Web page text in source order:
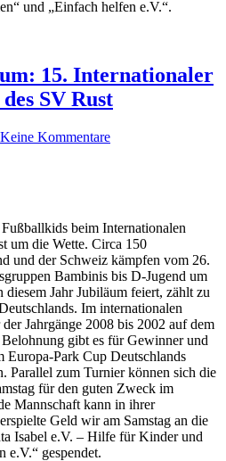
und „Einfach helfen e.V.“.
15. Internationaler
SV Rust
Keine Kommentare
beim Internationalen
um die Wette. Circa 150
und der Schweiz kämpfen vom 26.
Bambinis bis D-Jugend um
Jahr Jubiläum feiert, zählt zu
Im internationalen
Jahrgänge 2008 bis 2002 auf dem
gibt es für Gewinner und
Europa-Park Cup Deutschlands
Parallel zum Turnier können sich die
für den guten Zweck im
Mannschaft kann in ihrer
Geld wir am Samstag an die
Isabel e.V. – Hilfe für Kinder und
e.V.“ gespendet.